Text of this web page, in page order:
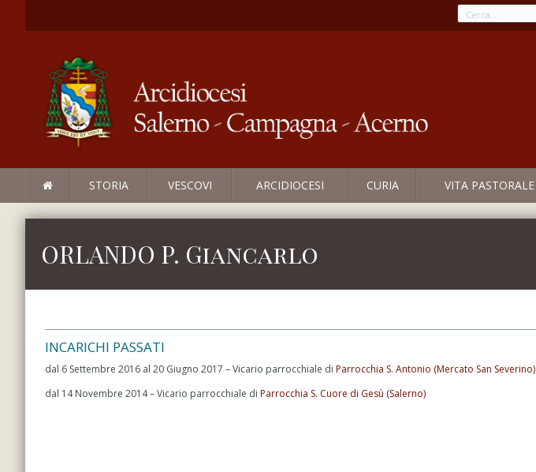
STORIA VESCOVI ARCIDIOCESI CURIA VITA PASTORALE
ORLANDO P. Giancarlo
INCARICHI PASSATI
dal 6 Settembre 2016 al 20 Giugno 2017 – Vicario parrocchiale di Parrocchia S. Antonio (Mercato San Severino)
dal 14 Novembre 2014 – Vicario parrocchiale di Parrocchia S. Cuore di Gesù (Salerno)